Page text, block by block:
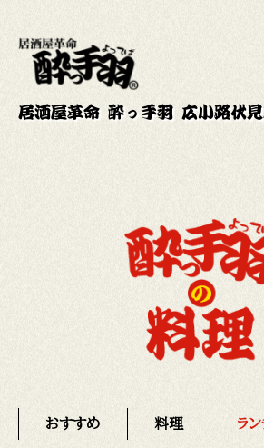
居酒屋革命 酔っ手羽 広小路伏
おすすめ 料理 ラ